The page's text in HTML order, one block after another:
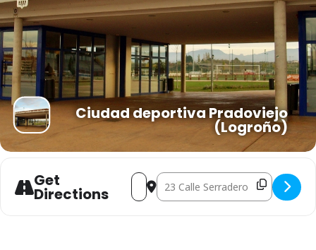
Ciudad deportiva Pradoviejo
(Logroño)
Get
Directions
Address - ESKOLA: 4ª JORNADA FGR /
Destination Address - ESKOLA: 4ª